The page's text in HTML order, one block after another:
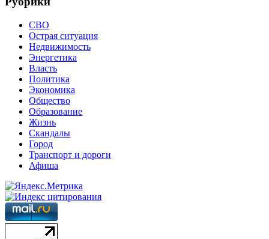
СВО
Острая ситуация
Недвижимость
Энергетика
Власть
Политика
Экономика
Общество
Образование
Жизнь
Скандалы
Город
Транспорт и дороги
Афиша